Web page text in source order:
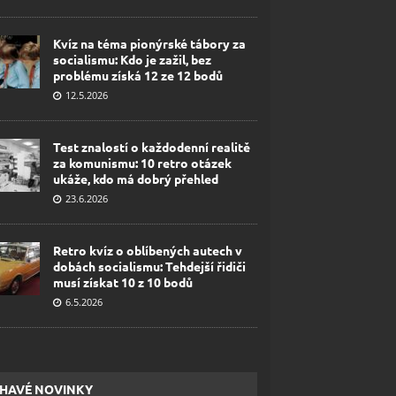
Kvíz na téma pionýrské tábory za
socialismu: Kdo je zažil, bez
problému získá 12 ze 12 bodů
12.5.2026
Test znalostí o každodenní realitě
za komunismu: 10 retro otázek
ukáže, kdo má dobrý přehled
23.6.2026
Retro kvíz o oblíbených autech v
dobách socialismu: Tehdejší řidiči
musí získat 10 z 10 bodů
6.5.2026
NOVINKY